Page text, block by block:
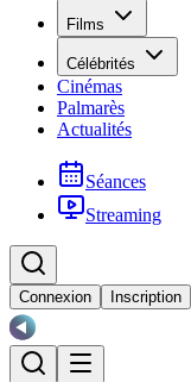
Films
Célébrités
Cinémas
Palmarès
Actualités
Séances
Streaming
Connexion Inscription